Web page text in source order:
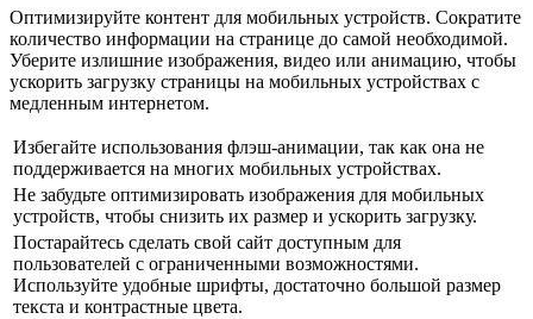
Оптимизируйте контент для мобильных устройств. Сократите
количество информации на странице до самой необходимой.
Уберите излишние изображения, видео или анимацию, чтобы
ускорить загрузку страницы на мобильных устройствах с
медленным интернетом.
Избегайте использования флэш-анимации, так как она не
поддерживается на многих мобильных устройствах.
Не забудьте оптимизировать изображения для мобильных
устройств, чтобы снизить их размер и ускорить загрузку.
Постарайтесь сделать свой сайт доступным для
пользователей с ограниченными возможностями.
Используйте удобные шрифты, достаточно большой размер
текста и контрастные цвета.